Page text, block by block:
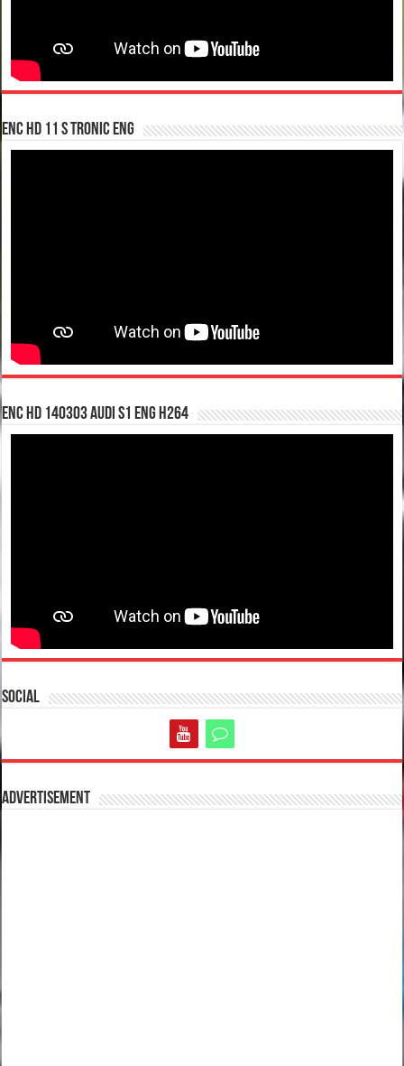
enc hd 11 S tronic ENG
enc hd 140303 Audi S1 ENG H264
Social
Advertisement